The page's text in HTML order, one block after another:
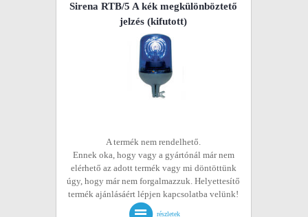
Sirena RTB/5 A kék megkülönböztető
jelzés (kifutott)
A termék nem rendelhető.
Ennek oka, hogy vagy a gyártónál már nem
elérhető az adott termék vagy mi döntöttünk
úgy, hogy már nem forgalmazzuk. Helyettesítő
termék ajánlásáért lépjen kapcsolatba velünk!
részletek